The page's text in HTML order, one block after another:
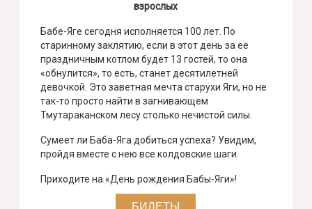
взрослых
Бабе-Яге сегодня исполняется 100 лет. По
старинному заклятию, если в этот день за ее
праздничным котлом будет 13 гостей, то она
«обнулится», то есть, станет десятилетней
девочкой. Это заветная мечта старухи Яги, но не
так-то просто найти в загнивающем
Тмутараканском лесу столько нечистой силы.
Сумеет ли Баба-Яга добиться успеха? Увидим,
пройдя вместе с нею все колдовские шаги.
Приходите на «День рождения Бабы-Яги»!
БИЛЕТЫ